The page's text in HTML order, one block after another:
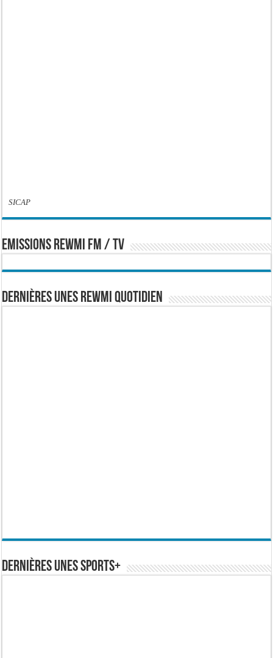
SICAP
EMISSIONS REWMI FM / TV
Dernières Unes Rewmi Quotidien
Dernières Unes Sports+